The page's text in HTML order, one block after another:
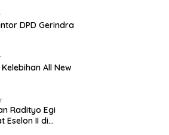
DPD Gerindra
All New
Radityo Egi
Eselon II di